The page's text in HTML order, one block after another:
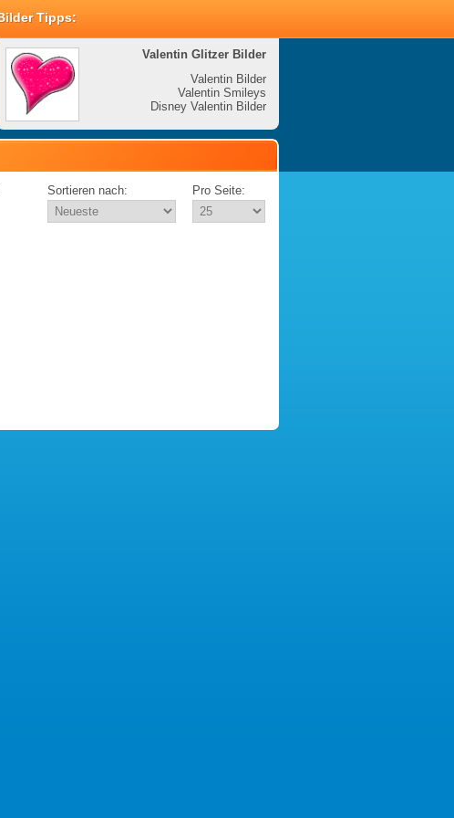
Tipps:
Valentin Glitzer Bilder
Valentin Bilder
Valentin Smileys
Disney Valentin Bilder
Sortieren nach: Pro Seite: